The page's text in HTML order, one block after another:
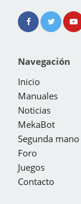
Navegación
Inicio
Manuales
Noticias
MekaBot
Segunda mano
Foro
Juegos
Contacto